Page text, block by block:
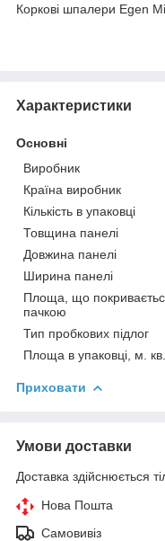
Коркові шпалери Egen
Характеристики
Основні
Виробник
Країна виробник
Кількість в упаковці
Товщина панелі
Довжина панелі
Ширина панелі
Площа, що
пачкою
Тип пробкових підлог
Площа в упаковці, м. кв.
Приховати
Умови доставки
Доставка здійснюється
Нова Пошта
Самовивіз